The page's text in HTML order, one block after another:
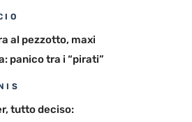
al pezzotto, maxi
panico tra i “pirati”
tutto deciso: